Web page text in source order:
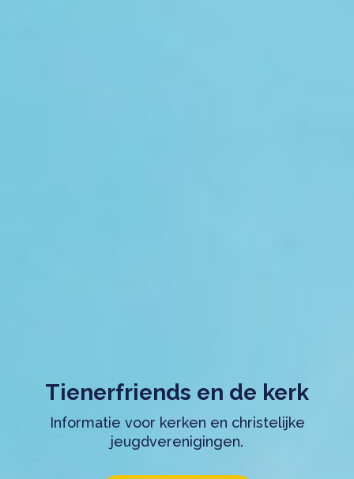
Tienerfriends en de kerk
Informatie voor kerken en christelijke
jeugdverenigingen.